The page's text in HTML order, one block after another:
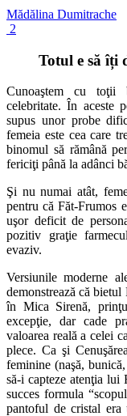
Mădălina Dumitrache
2
Totul e să îți
Cunoaştem cu toţii
celebritate. În aceste
supus unor probe
femeia este cea care
binomul să rămână
fericiţi până la adânci
Şi nu numai atât,
pentru că Făt-Frumos
uşor deficit de
pozitiv graţie
evaziv.
Versiunile moderne
demonstrează că
în Mica Sirenă,
excepţie, dar cade
valoarea reală a celei
plece. Ca şi
feminine (naşă,
să-i capteze atenţia lui
succes formula
pantoful de cristal